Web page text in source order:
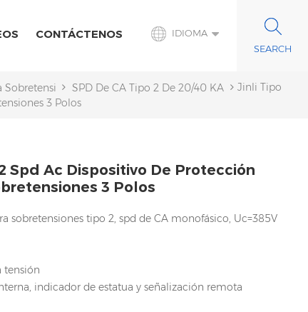
IDIOMA
CONTÁCTENOS
De CA
SPD De CA Tipo 2 De 20/40 KA
Jinli Tipo
3 Polos
Spd Ac Dispositivo De Protección
3 Polos
sobretensiones tipo 2, spd de CA monofásico, Uc=385V
tensión
indicador de estatua y señalización remota